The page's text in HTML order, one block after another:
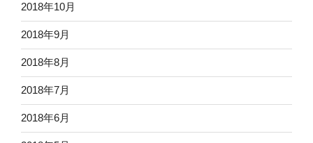
2018年10月
2018年9月
2018年8月
2018年7月
2018年6月